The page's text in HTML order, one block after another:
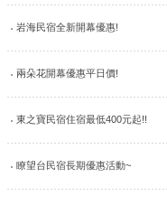
岩海民宿全新開幕優惠!
兩朵花開幕優惠平日價!
東之寶民宿住宿最低400元起!!
瞭望台民宿長期優惠活動~